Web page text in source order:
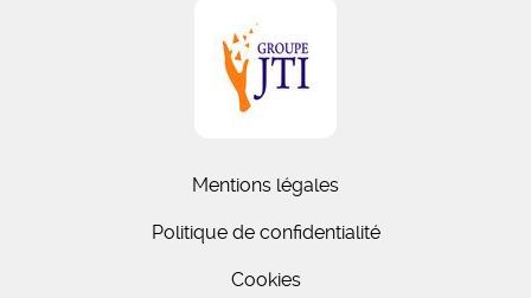
Mentions légales
Politique de confidentialité
Cookies